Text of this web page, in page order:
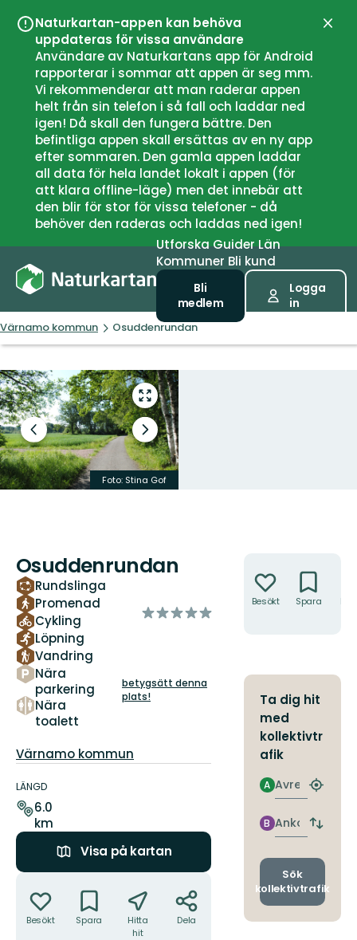
Naturkartan-appen kan behöva
uppdateras för vissa användare
Användare av Naturkartans app för Android
rapporterar i sommar att appen är seg mm.
Vi rekommenderar att man raderar appen
helt från sin telefon i så fall och laddar ned
igen! Då skall den fungera bättre. Den
befintliga appen skall ersättas av en ny app
efter sommaren. Den gamla appen laddar
all data för hela landet lokalt i appen (för
att klara offline-läge) men det innebär att
den blir för stor för vissa telefoner - då
behöver den raderas och laddas ned igen!
UtforskaGuiderLän
Kommuner Bli kund
Bli
medlem
Logga
in
Värnamo kommun Osuddenrundan
Gå
till
helskärmsläge
Föregående
bild
Nästa
bildspel
Foto: Stina Gof
Osuddenrundan
Rundslinga
Promenad
Cykling
Löpning
Vandring
Nära
parkering
Nära
toalett
av
betygsätt denna
plats!
Guide:
Värnamo kommun
om
leden
LÄNGD
6.0
km
Visa på kartan
Besökt Spara
Hitta
hit
Dela
Besökt Spara
Ta dig hit
med
kollektivtr
afik
Avresa
A
Hitta
Ankomst
B
Byt
och
Sök
kollektivtrafik